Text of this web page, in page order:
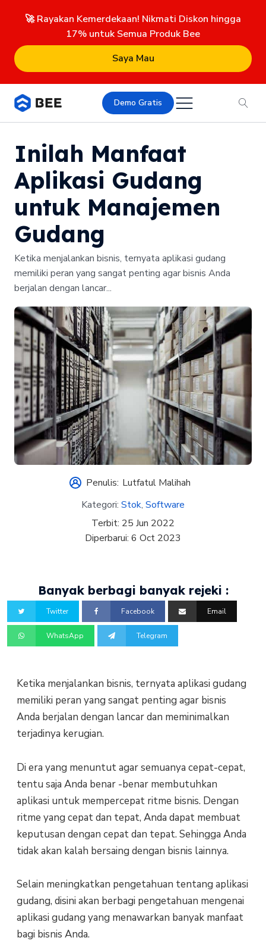
🚀 Rayakan Kemerdekaan! Nikmati Diskon hingga
17% untuk Semua Produk Bee
Saya Mau
Demo Gratis
Inilah Manfaat
Aplikasi Gudang
untuk Manajemen
Gudang
Ketika menjalankan bisnis, ternyata aplikasi gudang
memiliki peran yang sangat penting agar bisnis Anda
berjalan dengan lancar...
Penulis: Lutfatul Malihah
Kategori: Stok, Software
Terbit: 25 Jun 2022
Diperbarui: 6 Oct 2023
Banyak berbagi banyak rejeki :
Twitter Facebook Email
WhatsApp Telegram
Ketika menjalankan bisnis, ternyata aplikasi gudang
memiliki peran yang sangat penting agar bisnis
Anda berjalan dengan lancar dan meminimalkan
terjadinya kerugian.
Di era yang menuntut agar semuanya cepat-cepat,
tentu saja Anda benar -benar membutuhkan
aplikasi untuk mempercepat ritme bisnis. Dengan
ritme yang cepat dan tepat, Anda dapat membuat
keputusan dengan cepat dan tepat. Sehingga Anda
tidak akan kalah bersaing dengan bisnis lainnya.
Selain meningkatkan pengetahuan tentang aplikasi
gudang, disini akan berbagi pengetahuan mengenai
aplikasi gudang yang menawarkan banyak manfaat
bagi bisnis Anda.